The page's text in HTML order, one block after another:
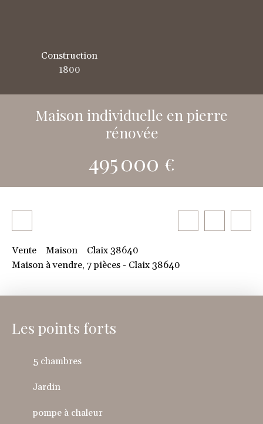
Construction
1800
Maison individuelle en pierre
rénovée
495 000 €
Vente Maison
Claix 38640
Maison à vendre, 7 pièces - Claix 38640
Les points forts
5 chambres
Jardin
pompe à chaleur